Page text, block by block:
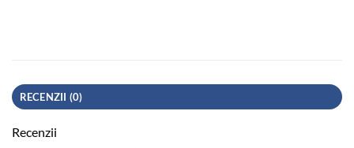
RECENZII (0)
Recenzii